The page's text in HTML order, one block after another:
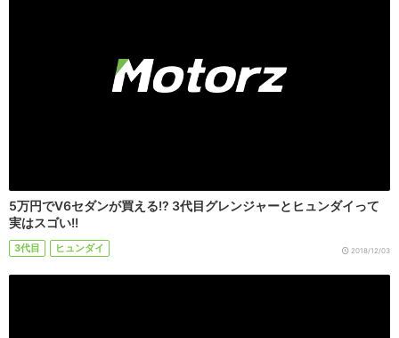
5万円でV6セダンが買える!? 3代目グレンジャーとヒュンダイって
実はスゴい!!
3代目 ヒュンダイ 2018/12/03